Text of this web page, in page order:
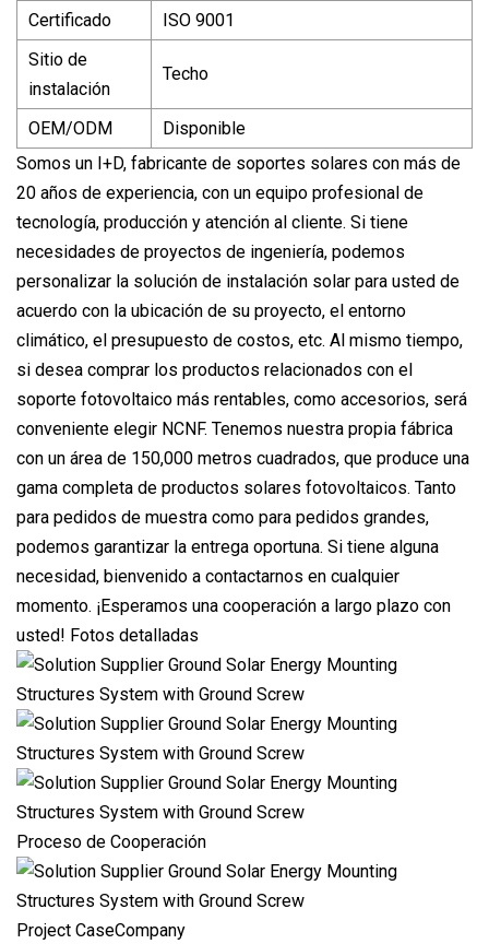
Certificado
ISO 9001
Sitio de
instalación
Techo
OEM/ODM
Disponible
Somos un I+D, fabricante de soportes solares con más de
20 años de experiencia, con un equipo profesional de
tecnología, producción y atención al cliente. Si tiene
necesidades de proyectos de ingeniería, podemos
personalizar la solución de instalación solar para usted de
acuerdo con la ubicación de su proyecto, el entorno
climático, el presupuesto de costos, etc. Al mismo tiempo,
si desea comprar los productos relacionados con el
soporte fotovoltaico más rentables, como accesorios, será
conveniente elegir NCNF. Tenemos nuestra propia fábrica
con un área de 150,000 metros cuadrados, que produce una
gama completa de productos solares fotovoltaicos. Tanto
para pedidos de muestra como para pedidos grandes,
podemos garantizar la entrega oportuna. Si tiene alguna
necesidad, bienvenido a contactarnos en cualquier
momento. ¡Esperamos una cooperación a largo plazo con
usted! Fotos detalladas
Proceso de Cooperación
Project CaseCompany